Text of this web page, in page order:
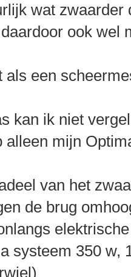
wat zwaarder
ook wel
als een
kan ik niet
alleen mijn
van het
de brug
systeem 350 w,